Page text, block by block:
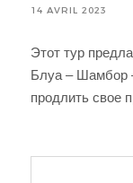
14 AVRIL 2023
Этот тур
Блуа – Шамбор
продлить свое